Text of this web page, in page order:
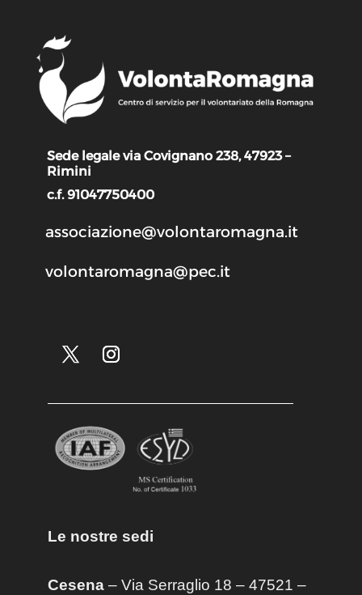
Sede legale via Covignano 238, 47923 –
Rimini
c.f. 91047750400
associazione@volontaromagna.it
volontaromagna@pec.it
Le nostre sedi
Cesena– Via Serraglio 18 – 47521 –